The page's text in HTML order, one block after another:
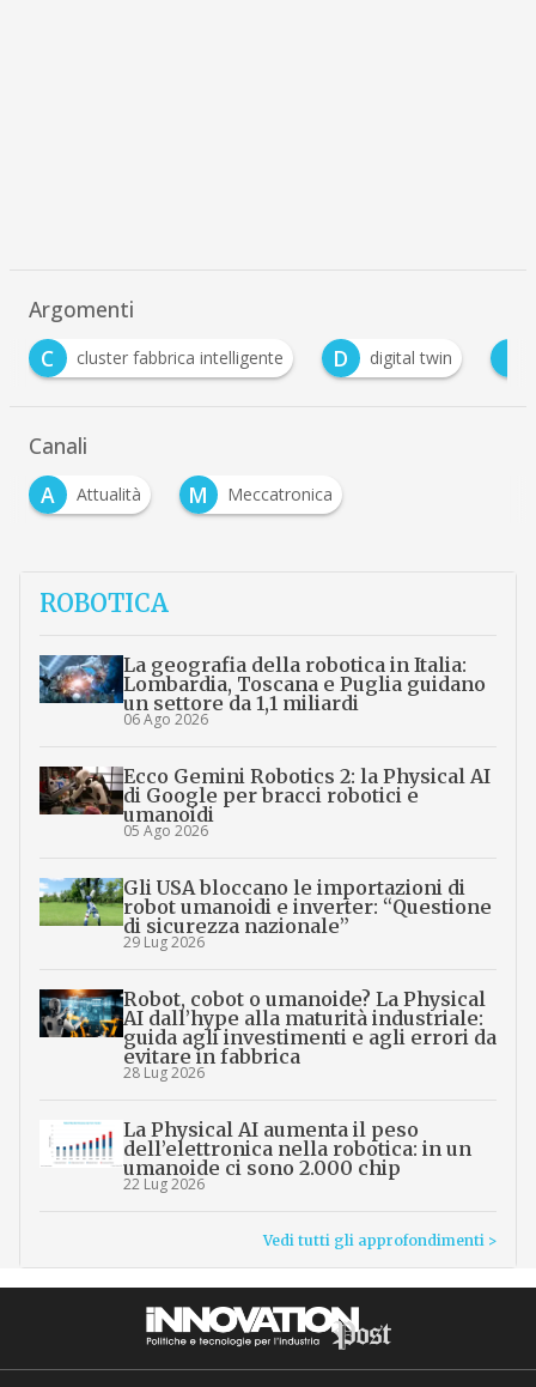
Argomenti
C
cluster fabbrica intelligente D digital twin
Canali
A
Attualità M Meccatronica
ROBOTICA
La geografia della robotica in Italia:
Lombardia, Toscana e Puglia guidano
un settore da 1,1 miliardi
06 Ago 2026
Ecco Gemini Robotics 2: la Physical AI
di Google per bracci robotici e
umanoidi
05 Ago 2026
Gli USA bloccano le importazioni di
robot umanoidi e inverter: “Questione
di sicurezza nazionale”
29 Lug 2026
Robot, cobot o umanoide? La Physical
AI dall’hype alla maturità industriale:
guida agli investimenti e agli errori da
evitare in fabbrica
28 Lug 2026
La Physical AI aumenta il peso
dell’elettronica nella robotica: in un
umanoide ci sono 2.000 chip
22 Lug 2026
Vedi tutti gli approfondimenti >